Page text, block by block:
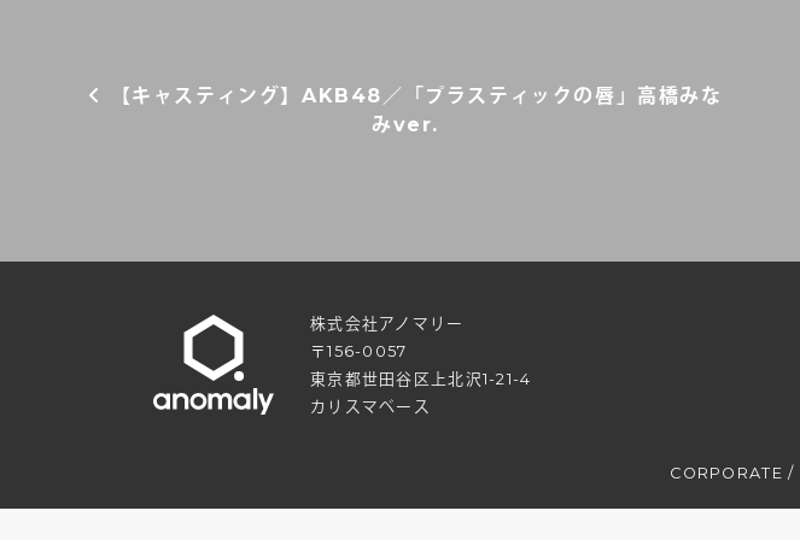
【キャスティング】AKB48／「プラスティックの唇」高橋みな
みver.
株式会社アノマリー
〒156-0057
東京都世田谷区上北沢1-21-4
カリスマベース
CORPORATE /